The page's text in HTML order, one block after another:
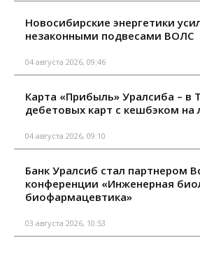
Новосибирские энергетики
незаконными подвесами ВОЛС
04 августа 2026, 09:46
Карта «Прибыль» Уралсиба – в
дебетовых карт с кешбэком на
04 августа 2026, 09:10
Банк Уралсиб стал партнером
конференции «Инженерная
биофармацевтика»
03 августа 2026, 10:53